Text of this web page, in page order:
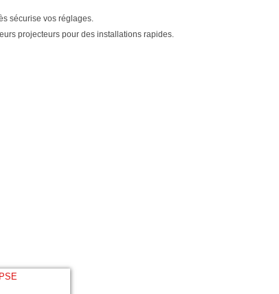
sécurise vos réglages.
projecteurs pour des installations rapides.